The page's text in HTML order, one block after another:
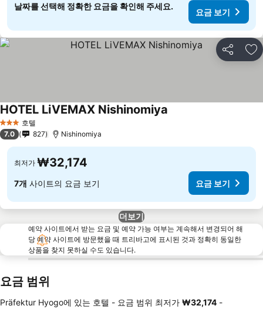
날짜를 선택해 정확한 요금을 확인해 주세요.
요금 보기
공유 즐
3 성급 호텔
HOTEL LiVEMAX Nishinomiya
7.0 827 Nishinomiya
최저가 ₩32,174
7개 사이트의 요금 보기 요금 보기
더보기
예약 사이트에서 받는 요금 및 예약 가능 여부는 계속해서 변경되어 해
당 예약 사이트에 방문했을 때 트리바고에 표시된 것과 정확히 동일한
상품을 찾지 못하실 수도 있습니다.
요금 범위
Präfektur Hyogo에 있는 호텔 - 요금 범위 최저가 ‎₩32,174 -